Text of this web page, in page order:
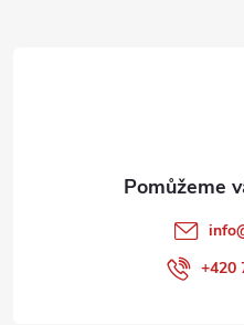
info
+420